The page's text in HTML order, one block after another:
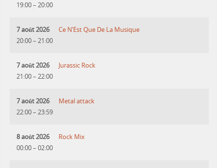
19:00– 20:00
7 août 2026
20:00– 21:00
Ce N’Est Que De La Musique
7 août 2026
21:00– 22:00
Jurassic Rock
7 août 2026
22:00– 23:59
Metal attack
8 août 2026
00:00– 02:00
Rock Mix